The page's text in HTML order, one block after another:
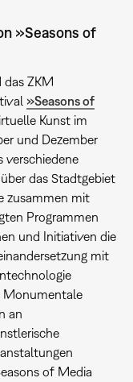
»Seasons of
das ZKM
»Seasons of
Kunst im
und Dezember
verschiedene
das Stadtgebiet
zusammen mit
Programmen
und Initiativen die
mit
Monumentale
an
of Media